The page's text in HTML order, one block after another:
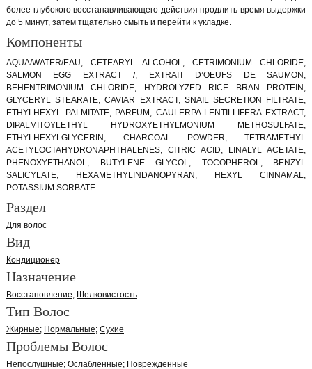
более глубокого восстанавливающего действия продлить время выдержки
до 5 минут, затем тщательно смыть и перейти к укладке.
Компоненты
AQUA/WATER/EAU, CETEARYL ALCOHOL, CETRIMONIUM CHLORIDE,
SALMON EGG EXTRACT /, EXTRAIT D’OEUFS DE SAUMON,
BEHENTRIMONIUM CHLORIDE, HYDROLYZED RICE BRAN PROTEIN,
GLYCERYL STEARATE, CAVIAR EXTRACT, SNAIL SECRETION FILTRATE,
ETHYLHEXYL PALMITATE, PARFUM, CAULERPA LENTILLIFERA EXTRACT,
DIPALMITOYLETHYL HYDROXYETHYLMONIUM METHOSULFATE,
ETHYLHEXYLGLYCERIN, CHARCOAL POWDER, TETRAMETHYL
ACETYLOCTAHYDRONAPHTHALENES, CITRIC ACID, LINALYL ACETATE,
PHENOXYETHANOL, BUTYLENE GLYCOL, TOCOPHEROL, BENZYL
SALICYLATE, HEXAMETHYLINDANOPYRAN, HEXYL CINNAMAL,
POTASSIUM SORBATE.
Раздел
Для волос
Вид
Кондиционер
Назначение
Восстановление Шелковистость
Тип Волос
Жирные Нормальные Сухие
Проблемы Волос
Непослушные Ослабленные Поврежденные